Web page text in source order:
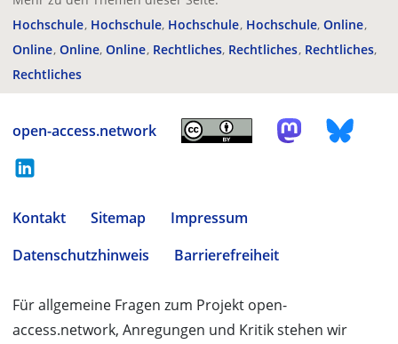
Hochschule Hochschule Hochschule Hochschule Online
Online Online Online Rechtliches Rechtliches Rechtliches
Rechtliches
open-access.network
Kontakt Sitemap
Impressum
Datenschutzhinweis
Barrierefreiheit
Für allgemeine Fragen zum Projekt open-
access.network, Anregungen und Kritik stehen wir